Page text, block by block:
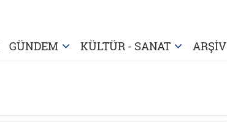
GÜNDEM KÜLTÜR - SANAT ARŞİV